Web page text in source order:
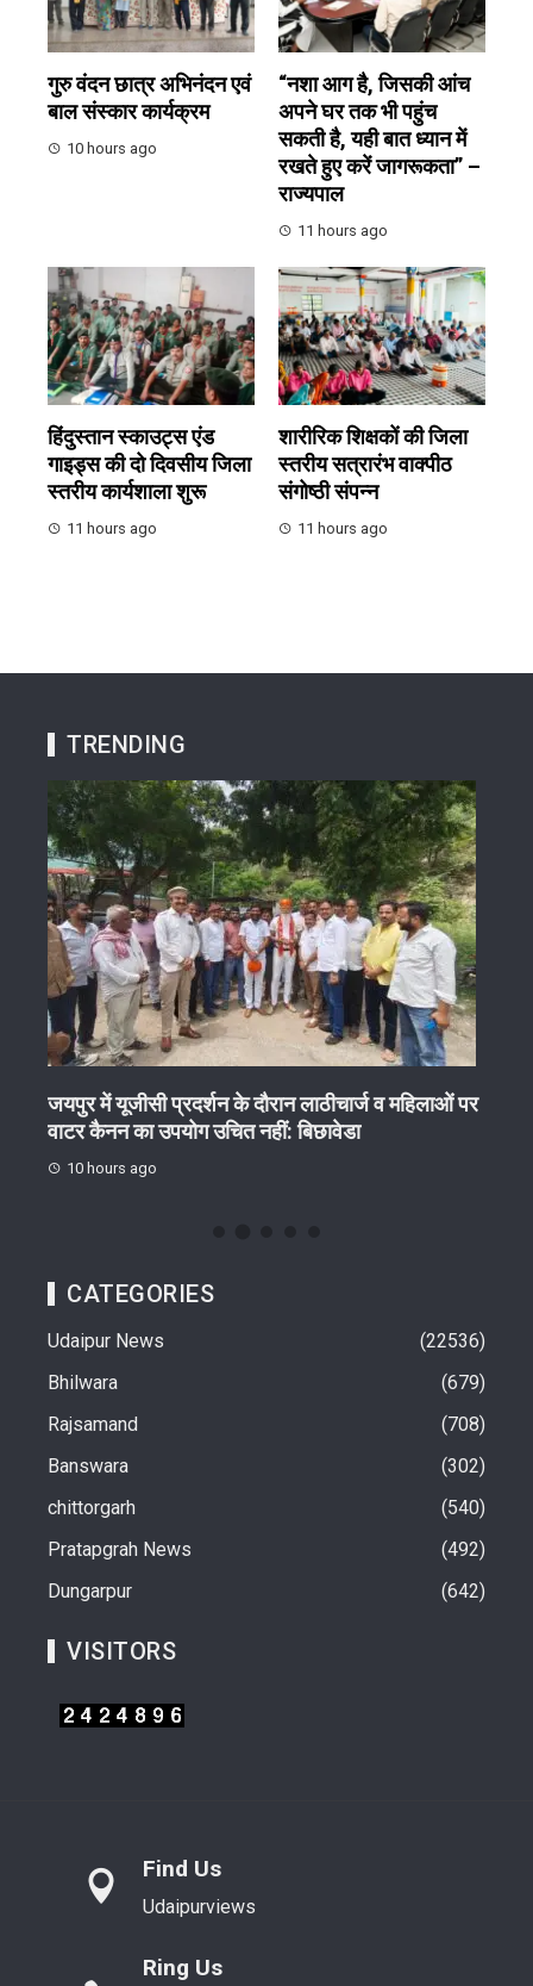
गुरु वंदन छात्र अभिनंदन एवं
बाल संस्कार कार्यक्रम
10 hours ago
“नशा आग है, जिसकी आंच
अपने घर तक भी पहुंच
सकती है, यही बात ध्यान में
रखते हुए करें जागरूकता” –
राज्यपाल
11 hours ago
हिंदुस्तान स्काउट्स एंड
गाइड्स की दो दिवसीय जिला
स्तरीय कार्यशाला शुरू
11 hours ago
शारीरिक शिक्षकों की जिला
स्तरीय सत्रारंभ वाक्पीठ
संगोष्ठी संपन्न
11 hours ago
TRENDING
जयपुर में यूजीसी प्रदर्शन के दौरान लाठीचार्ज व महिलाओं पर
वाटर कैनन का उपयोग उचित नहीं: बिछावेडा
10 hours ago
CATEGORIES
Udaipur News
22536
Bhilwara
679
Rajsamand
708
Banswara
302
chittorgarh
540
Pratapgrah News
492
Dungarpur
642
VISITORS
Find Us
Udaipurviews
Ring Us